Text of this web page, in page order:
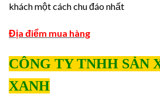
khách một cách chu đáo nhất
Địa điểm mua hàng
CÔNG TY TNHH SẢN
XANH